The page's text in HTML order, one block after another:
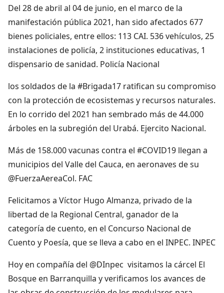
Del 28 de abril al 04 de junio, en el marco de la
manifestación pública 2021, han sido afectados 677
bienes policiales, entre ellos: 113 CAI. 536 vehículos, 25
instalaciones de policía, 2 instituciones educativas, 1
dispensario de sanidad. Policía Nacional
los soldados de la #Brigada17 ratifican su compromiso
con la protección de ecosistemas y recursos naturales.
En lo corrido del 2021 han sembrado más de 44.000
árboles en la subregión del Urabá. Ejercito Nacional.
Más de 158.000 vacunas contra el #COVID19 llegan a
municipios del Valle del Cauca, en aeronaves de su
@FuerzaAereaCol. FAC
Felicitamos a Víctor Hugo Almanza, privado de la
libertad de la Regional Central, ganador de la
categoría de cuento, en el Concurso Nacional de
Cuento y Poesía, que se lleva a cabo en el INPEC. INPEC
Hoy en compañía del @DInpec visitamos la cárcel El
Bosque en Barranquilla y verificamos los avances de